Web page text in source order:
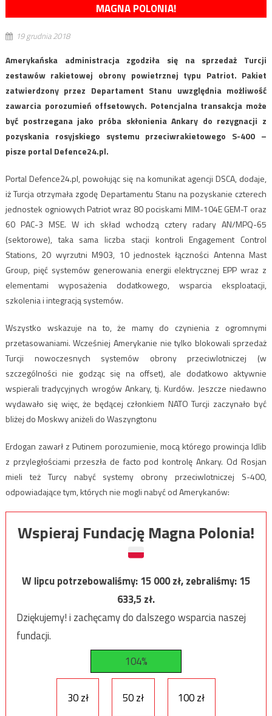
MAGNA POLONIA!
19 grudnia 2018
Amerykańska administracja zgodziła się na sprzedaż Turcji
zestawów rakietowej obrony powietrznej typu Patriot. Pakiet
zatwierdzony przez Departament Stanu uwzględnia możliwość
zawarcia porozumień offsetowych. Potencjalna transakcja może
być postrzegana jako próba skłonienia Ankary do rezygnacji z
pozyskania rosyjskiego systemu przeciwrakietowego S-400 –
pisze portal Defence24.pl.
Portal Defence24.pl, powołując się na komunikat agencji DSCA, dodaje,
iż Turcja otrzymała zgodę Departamentu Stanu na pozyskanie czterech
jednostek ogniowych Patriot wraz 80 pociskami MIM-104E GEM-T oraz
60 PAC-3 MSE. W ich skład wchodzą cztery radary AN/MPQ-65
(sektorowe), taka sama liczba stacji kontroli Engagement Control
Stations, 20 wyrzutni M903, 10 jednostek łączności Antenna Mast
Group, pięć systemów generowania energii elektrycznej EPP wraz z
elementami wyposażenia dodatkowego, wsparcia eksploatacji,
szkolenia i integracją systemów.
Wszystko wskazuje na to, że mamy do czynienia z ogromnymi
przetasowaniami. Wcześniej Amerykanie nie tylko blokowali sprzedaż
Turcji nowoczesnych systemów obrony przeciwlotniczej (w
szczególności nie godząc się na offset), ale dodatkowo aktywnie
wspierali tradycyjnych wrogów Ankary, tj. Kurdów. Jeszcze niedawno
wydawało się więc, że będącej członkiem NATO Turcji zaczynało być
bliżej do Moskwy aniżeli do Waszyngtonu
Erdogan zawarł z Putinem porozumienie, mocą którego prowincja Idlib
z przyległościami przeszła de facto pod kontrolę Ankary. Od Rosjan
mieli też Turcy nabyć systemy obrony przeciwlotniczej S-400,
odpowiadające tym, których nie mogli nabyć od Amerykanów:
Wspieraj Fundację Magna Polonia!
W lipcu potrzebowaliśmy:15 000zł, zebraliśmy:15
633,5zł.
Dziękujemy! i zachęcamy do dalszego wsparcia naszej
fundacji.
104%
30 zł 50 zł 100 zł